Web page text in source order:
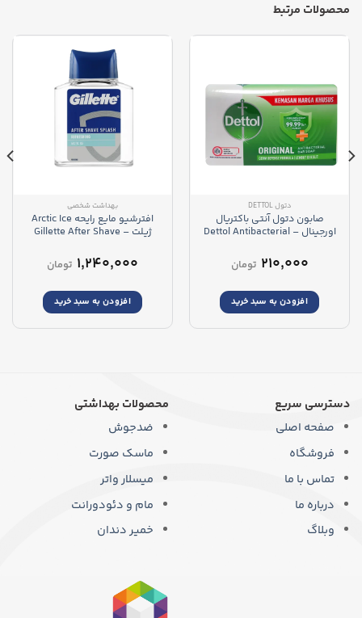
محصولات مرتبط
دتول DETTOL
صابون دتول آنتی باکتریال
اورجینال – Dettol Antibacterial
۲۱۰,۰۰۰ تومان
افزودن به سبد خرید
بهداشت شخصی
افترشیو مایع رایحه Arctic Ice
ژیلت – Gillette After Shave
۱,۲۴۰,۰۰۰ تومان
افزودن به سبد خرید
دسترسی سریع
صفحه اصلی
فروشگاه
تماس با ما
درباره ما
وبلاگ
محصولات بهداشتی
ضدجوش
ماسک صورت
میسلار واتر
مام و دئودورانت
خمیر دندان